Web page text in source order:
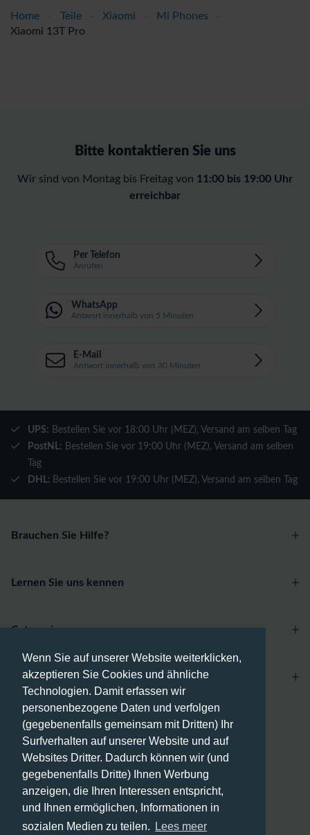
Wenn Sie auf unserer Website weiterklicken,
akzeptieren Sie Cookies und ähnliche
Technologien. Damit erfassen wir
personenbezogene Daten und verfolgen
(gegebenenfalls gemeinsam mit Dritten) Ihr
Surfverhalten auf unserer Website und auf
Websites Dritter. Dadurch können wir (und
gegebenenfalls Dritte) Ihnen Werbung
anzeigen, die Ihren Interessen entspricht,
und Ihnen ermöglichen, Informationen in
sozialen Medien zu teilen.
Lees meer
Home Teile Xiaomi Mi Phones
Xiaomi 13T Pro
Bitte kontaktieren Sie uns
Wir sind von Montag bis Freitag von 11:00 bis 19:00 Uhr
erreichbar
Per Telefon
Anrufen
WhatsApp
Antwort innerhalb von 5 Minuten
E-Mail
Antwort innerhalb von 30 Minuten
UPS: Bestellen Sie vor 18:00 Uhr (MEZ), Versand am selben Tag
PostNL: Bestellen Sie vor 19:00 Uhr (MEZ), Versand am selben
Tag
DHL: Bestellen Sie vor 19:00 Uhr (MEZ), Versand am selben Tag
Brauchen Sie Hilfe?
Lernen Sie uns kennen
Zahlungsmethoden
Versandmethoden
Categories
Account